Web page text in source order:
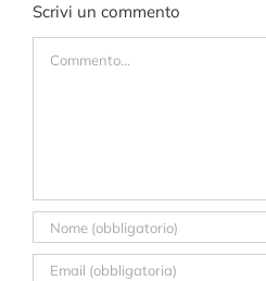
Scrivi un commento